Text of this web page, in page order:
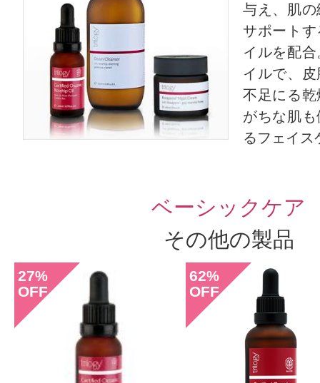
与え、肌
サポート
イルを配
イルで、
不足にる
がちな肌
るフェイス
ベーシックケア
その他の製品
27%
OFF
62%
OFF